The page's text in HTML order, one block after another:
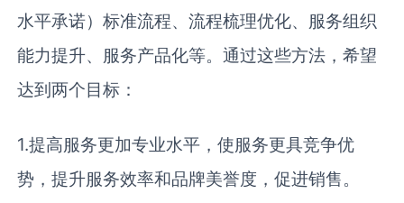
水平承诺）标准流程、流程梳理优化、服务组织
能力提升、服务产品化等。通过这些方法，希望
达到两个目标：
1.提高服务更加专业水平，使服务更具竞争优
势，提升服务效率和品牌美誉度，促进销售。